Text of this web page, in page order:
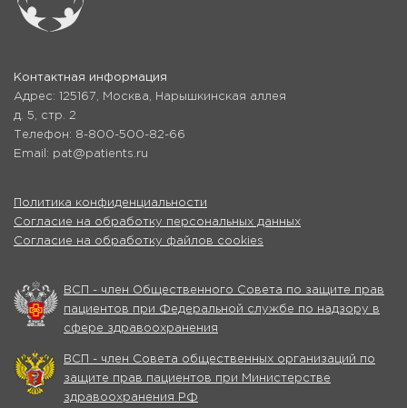
Контактная информация
Адрес: 125167, Москва, Нарышкинская аллея
д. 5, стр. 2
Телефон: 8-800-500-82-66
Email: pat@patients.ru
Политика конфиденциальности
Согласие на обработку персональных данных
Согласие на обработку файлов cookies
ВСП - член Общественного Совета по защите прав
пациентов при Федеральной службе по надзору в
сфере здравоохранения
ВСП - член Совета общественных организаций по
защите прав пациентов при Министерстве
здравоохранения РФ